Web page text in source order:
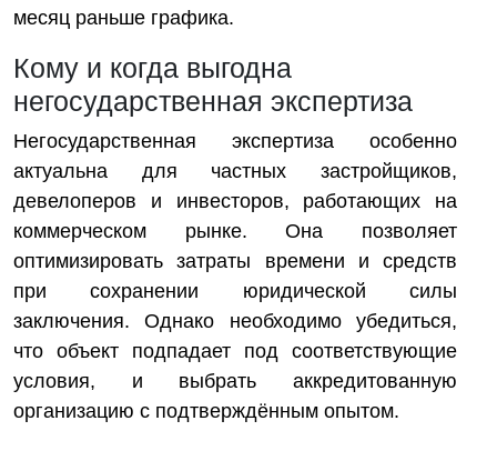
месяц раньше графика.
Кому и когда выгодна
негосударственная экспертиза
Негосударственная экспертиза особенно
актуальна для частных застройщиков,
девелоперов и инвесторов, работающих на
коммерческом рынке. Она позволяет
оптимизировать затраты времени и средств
при сохранении юридической силы
заключения. Однако необходимо убедиться,
что объект подпадает под соответствующие
условия, и выбрать аккредитованную
организацию с подтверждённым опытом.